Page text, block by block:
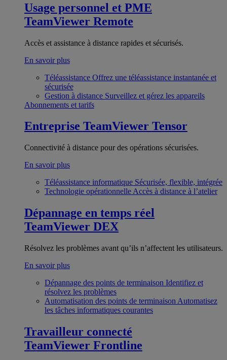
Usage personnel et PME
TeamViewer Remote
Accès et assistance à distance rapides et sécurisés.
En savoir plus
Téléassistance Offrez une téléassistance instantanée et
sécurisée
Gestion à distance Surveillez et gérez les appareils
Abonnements et tarifs
Entreprise TeamViewer Tensor
Connectivité à distance pour des opérations sécurisées.
En savoir plus
Téléassistance informatique Sécurisée, flexible, intégrée
Technologie opérationnelle Accès à distance à l’atelier
Dépannage en temps réel
TeamViewer DEX
Résolvez les problèmes avant qu’ils n’affectent les utilisateurs.
En savoir plus
Dépannage des points de terminaison Identifiez et
résolvez les problèmes
Automatisation des points de terminaison Automatisez
les tâches informatiques courantes
Travailleur connecté
TeamViewer Frontline